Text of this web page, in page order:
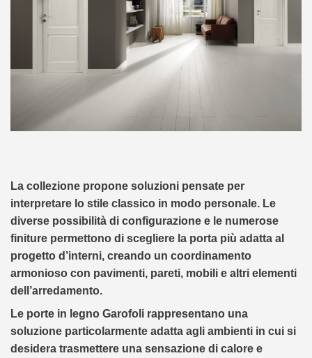
La collezione propone soluzioni pensate per
interpretare lo stile classico in modo personale. Le
diverse possibilità di configurazione e le numerose
finiture permettono di scegliere la porta più adatta al
progetto d’interni, creando un coordinamento
armonioso con pavimenti, pareti, mobili e altri elementi
dell’arredamento.
Le porte in legno Garofoli rappresentano una
soluzione particolarmente adatta agli ambienti in cui si
desidera trasmettere una sensazione di calore e